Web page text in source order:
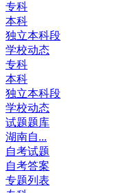
专科
本科
独立本科段
学校动态
专科
本科
独立本科段
学校动态
试题题库
湖南自...
自考试题
自考答案
专题列表